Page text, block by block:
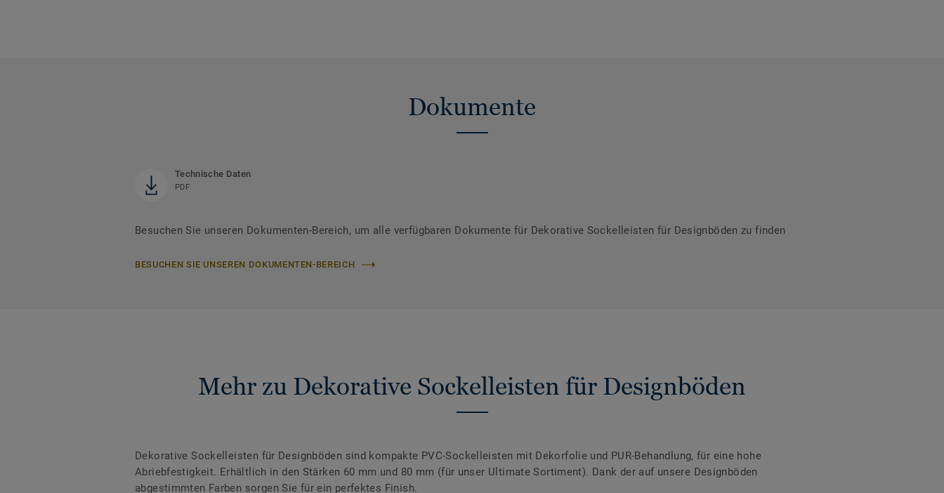
Dokumente
Technische Daten
PDF
Besuchen Sie unseren Dokumenten-Bereich, um alle verfügbaren Dokumente für Dekorative Sockelleisten für Designböden zu finden
BESUCHEN SIE UNSEREN DOKUMENTEN-BEREICH
Mehr zu Dekorative Sockelleisten für Designböden
Dekorative Sockelleisten für Designböden sind kompakte PVC-Sockelleisten mit Dekorfolie und PUR-Behandlung, für eine hohe
Abriebfestigkeit. Erhältlich in den Stärken 60 mm und 80 mm (für unser Ultimate Sortiment). Dank der auf unsere Designböden
abgestimmten Farben sorgen Sie für ein perfektes Finish.